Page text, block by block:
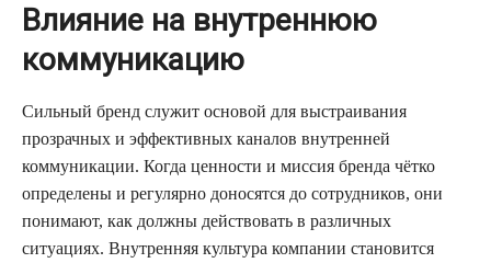
Влияние на внутреннюю
коммуникацию
Сильный бренд служит основой для выстраивания
прозрачных и эффективных каналов внутренней
коммуникации. Когда ценности и миссия бренда чётко
определены и регулярно доносятся до сотрудников, они
понимают, как должны действовать в различных
ситуациях. Внутренняя культура компании становится